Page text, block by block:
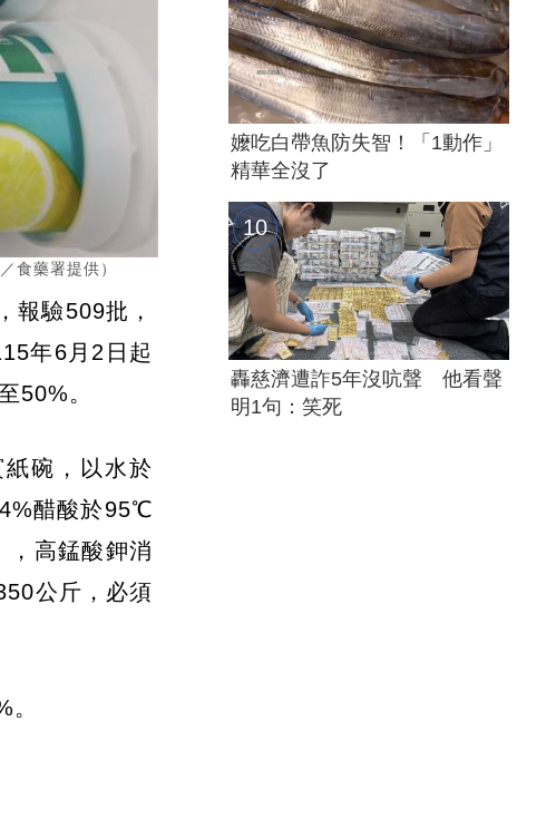
食藥署提供）
報驗509批，
年6月2日起
50%。
碗，以水於
醋酸於95℃
，高錳酸鉀消
公斤，必須
嬤吃白帶魚防失智！「1動作」
精華全沒了
轟慈濟遭詐5年沒吭聲 他看聲
明1句：笑死